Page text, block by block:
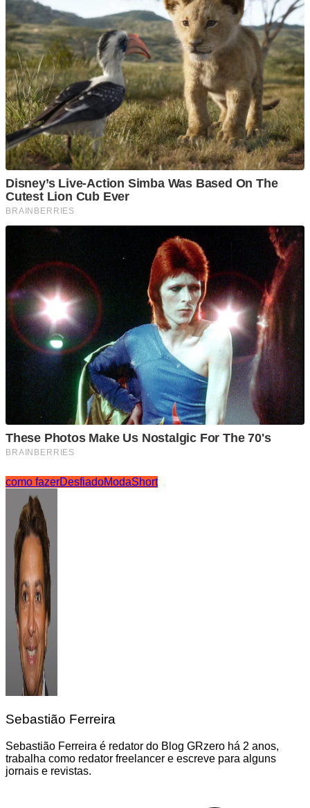
como fazerDesfiadoModaShort
Sebastião Ferreira
Sebastião Ferreira é redator do Blog GRzero há 2 anos,
trabalha como redator freelancer e escreve para alguns
jornais e revistas.